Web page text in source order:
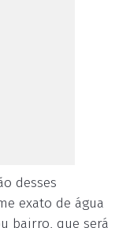
desses
exato de água
bairro, que será